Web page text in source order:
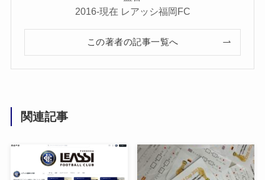
2016-現在 レアッシ福岡FC
この著者の記事一覧へ
関連記事